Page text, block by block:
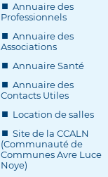
Annuaire des
Professionnels
Annuaire des
Associations
Annuaire Santé
Annuaire des
Contacts Utiles
Location de salles
Site de la CCALN
(Communauté de
Communes Avre Luce
Noye)